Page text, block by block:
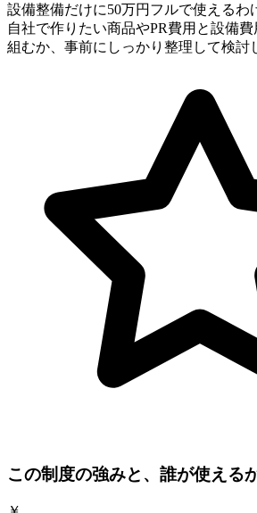
設備整備だけに50万円フルで使えるわ
自社で作りたい商品やPR費用と設備
組むか、事前にしっかり整理して検討
この制度の強みと、誰が使える